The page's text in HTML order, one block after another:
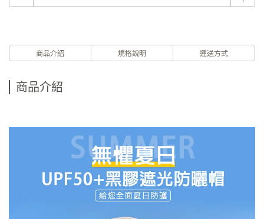
商品介紹 規格說明 運送方式
商品介紹